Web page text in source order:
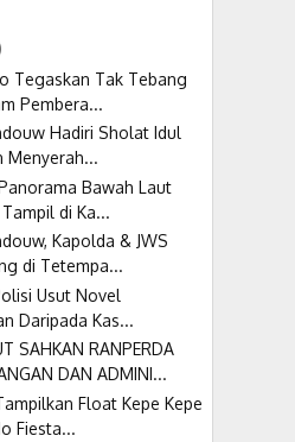
Tegaskan Tak Tebang
Pembera...
Hadiri Sholat Idul
Menyerah...
Bawah Laut
di Ka...
Kapolda & JWS
di Tetempa...
Usut Novel
Daripada Kas...
SAHKAN RANPERDA
DAN ADMINI...
Float Kepe Kepe
Fiesta...